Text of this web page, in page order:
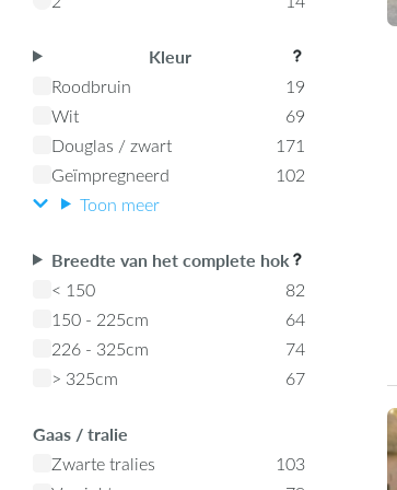
Kleur
Roodbruin
19
Wit
69
Douglas / zwart
171
Geïmpregneerd
102
Toon meer
Breedte van het complete hok
< 150
82
150 - 225cm
64
226 - 325cm
74
> 325cm
67
Gaas / tralie
Zwarte tralies
103